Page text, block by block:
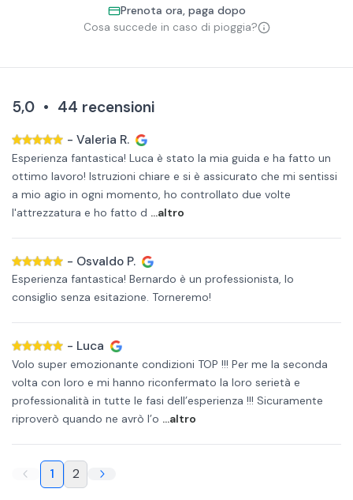
Prenota ora, paga dopo
Cosa succede in caso di pioggia?
5,0 • 44 recensioni
- Valeria R.
Esperienza fantastica! Luca è stato la mia guida e ha fatto un
ottimo lavoro! Istruzioni chiare e si è assicurato che mi sentissi
a mio agio in ogni momento, ho controllato due volte
l'attrezzatura e ho fatto d ...altro
- Osvaldo P.
Esperienza fantastica! Bernardo è un professionista, lo
consiglio senza esitazione. Torneremo!
- Luca
Volo super emozionante condizioni TOP !!! Per me la seconda
volta con loro e mi hanno riconfermato la loro serietà e
professionalità in tutte le fasi dell’esperienza !!! Sicuramente
riproverò quando ne avrò l’o ...altro
1 2